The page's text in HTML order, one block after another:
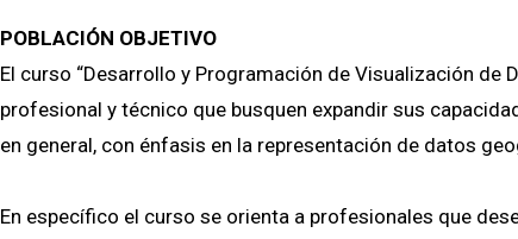
POBLACIÓN OBJETIVO
El curso “Desarrollo y Programación de Visualización de
profesional y técnico que busquen expandir sus
en general, con énfasis en la representación de datos
En específico el curso se orienta a profesionales que